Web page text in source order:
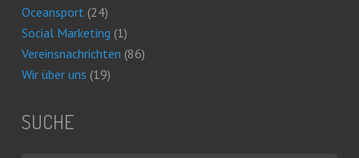
Oceansport(24)
Social Marketing (1)
Vereinsnachrichten (86)
Wir über uns (19)
SUCHE